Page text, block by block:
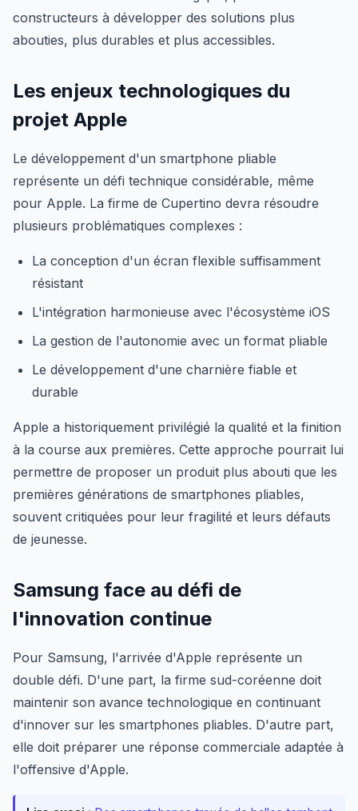
constructeurs à développer des solutions plus
abouties, plus durables et plus accessibles.
Les enjeux technologiques du
projet Apple
Le développement d'un smartphone pliable
représente un défi technique considérable, même
pour Apple. La firme de Cupertino devra résoudre
plusieurs problématiques complexes :
La conception d'un écran flexible suffisamment
résistant
L'intégration harmonieuse avec l'écosystème iOS
La gestion de l'autonomie avec un format pliable
Le développement d'une charnière fiable et
durable
Apple a historiquement privilégié la qualité et la finition
à la course aux premières. Cette approche pourrait lui
permettre de proposer un produit plus abouti que les
premières générations de smartphones pliables,
souvent critiquées pour leur fragilité et leurs défauts
de jeunesse.
Samsung face au défi de
l'innovation continue
Pour Samsung, l'arrivée d'Apple représente un
double défi. D'une part, la firme sud-coréenne doit
maintenir son avance technologique en continuant
d'innover sur les smartphones pliables. D'autre part,
elle doit préparer une réponse commerciale adaptée à
l'offensive d'Apple.